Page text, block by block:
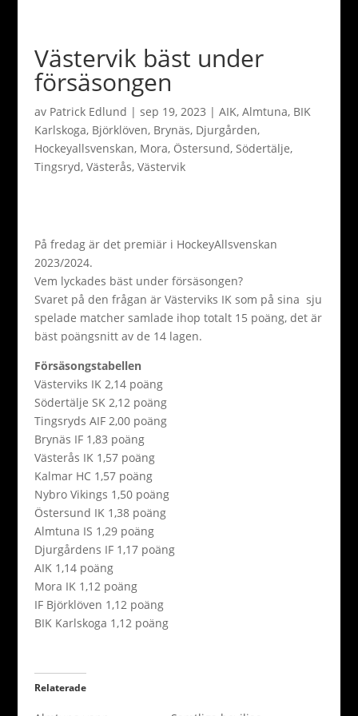
Västervik bäst under
försäsongen
av Patrick Edlund | sep 19, 2023 | AIK, Almtuna, BIK
Karlskoga, Björklöven, Brynäs, Djurgården,
Hockeyallsvenskan, Mora, Östersund, Södertälje,
Tingsryd, Västerås, Västervik
På fredag är det premiär i HockeyAllsvenskan
2023/2024.
Vem lyckades bäst under försäsongen?
Svaret på den frågan är Västerviks IK som på sina sju
spelade matcher samlade ihop totalt 15 poäng, det är
bäst poängsnitt av de 14 lagen.
Försäsongstabellen
Västerviks IK 2,14 poäng
Södertälje SK 2,12 poäng
Tingsryds AIF 2,00 poäng
Brynäs IF 1,83 poäng
Västerås IK 1,57 poäng
Kalmar HC 1,57 poäng
Nybro Vikings 1,50 poäng
Östersund IK 1,38 poäng
Almtuna IS 1,29 poäng
Djurgårdens IF 1,17 poäng
AIK 1,14 poäng
Mora IK 1,12 poäng
IF Björklöven 1,12 poäng
BIK Karlskoga 1,12 poäng
Relaterade